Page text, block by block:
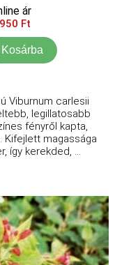
ár
Ft
Kosárba
Viburnum carlesii
legillatosabb
fényről kapta,
Kifejlett magassága
így kerekded, ...